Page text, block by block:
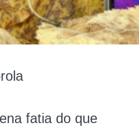
fatia do que